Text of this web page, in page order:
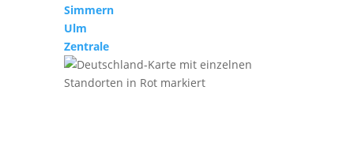
Simmern
Ulm
Zentrale